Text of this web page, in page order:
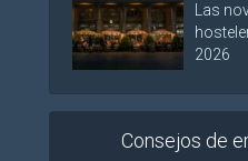
Las
2026
Consejos de